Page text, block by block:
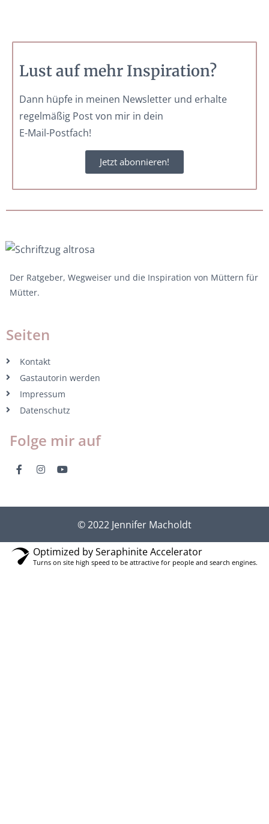
Lust auf mehr Inspiration?
Dann hüpfe in meinen Newsletter und erhalte
regelmäßig Post von mir in dein
E-Mail-Postfach!
Jetzt abonnieren!
Der Ratgeber, Wegweiser und die Inspiration von Müttern für
Mütter.
Seiten
Kontakt
Gastautorin werden
Impressum
Datenschutz
Folge mir auf
© 2022 Jennifer Macholdt
Optimized by Seraphinite Accelerator
Turns on site high speed to be attractive for people and search engines.